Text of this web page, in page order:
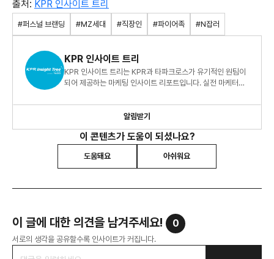
출처: KPR 인사이트 트리
#퍼스널 브랜딩 #MZ세대 #직장인 #파이어족 #N잡러
KPR 인사이트 트리
KPR 인사이트 트리는 KPR과 타파크로스가 유기적인 원팀이
되어 제공하는 마케팅 인사이트 리포트입니다. 실전 마케터를
알림받기
이 콘텐츠가 도움이 되셨나요?
도움돼요 아쉬워요
이 글에 대한 의견을 남겨주세요! 0
서로의 생각을 공유할수록 인사이트가 커집니다.